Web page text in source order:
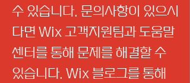
수 있습니다. 문의사항이 있으시
다면 Wix 고객지원팀과 도움말
센터를 통해 문제를 해결할 수
있습니다. Wix 블로그를 통해